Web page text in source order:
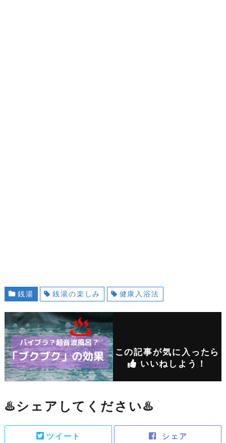
銭湯 銭湯の楽しみ 健康入浴法
この記事が気に入ったら
いいねしよう！
♨️シェアしてください♨️
ツイート シェア